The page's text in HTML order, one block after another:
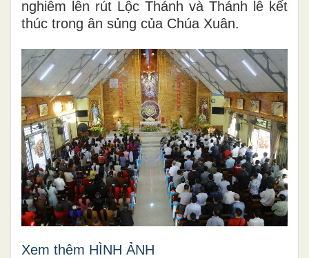
nghiêm lên rút Lộc Thánh và Thánh lễ kết
thúc trong ân sủng của Chúa Xuân.
Xem thêm HÌNH ẢNH